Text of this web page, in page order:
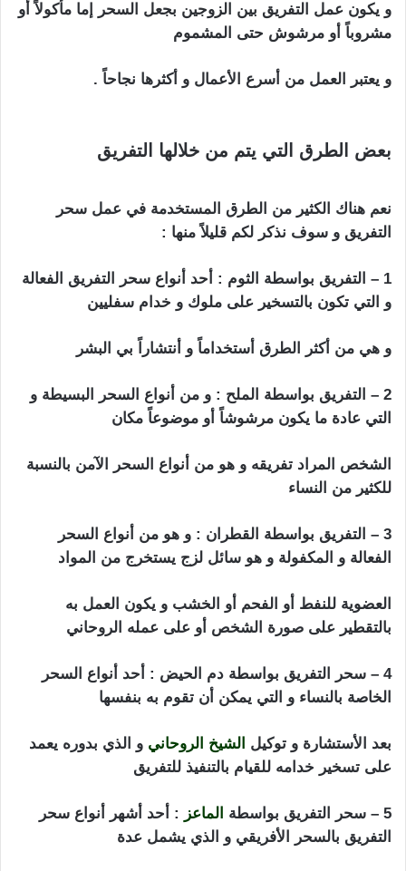
و يكون عمل التفريق بين الزوجين بجعل السحر إما مأكولاً أو
مشروباً أو مرشوش حتى المشموم
و يعتبر العمل من أسرع الأعمال و أكثرها نجاحاً .
بعض الطرق التي يتم من خلالها التفريق
نعم هناك الكثير من الطرق المستخدمة في عمل سحر
التفريق و سوف نذكر لكم قليلاً منها :
1 – التفريق بواسطة الثوم : أحد أنواع سحر التفريق الفعالة
و التي تكون بالتسخير على ملوك و خدام سفليين
و هي من أكثر الطرق أستخداماً و أنتشاراً بي البشر
2 – التفريق بواسطة الملح : و من أنواع السحر البسيطة و
التي عادة ما يكون مرشوشاً أو موضوعاً مكان
الشخص المراد تفريقه و هو من أنواع السحر الآمن بالنسبة
للكثير من النساء
3 – التفريق بواسطة القطران : و هو من أنواع السحر
الفعالة و المكفولة و هو سائل لزج يستخرج من المواد
العضوية للنفط أو الفحم أو الخشب و يكون العمل به
بالتقطير على صورة الشخص أو على عمله الروحاني
4 – سحر التفريق بواسطة دم الحيض : أحد أنواع السحر
الخاصة بالنساء و التي يمكن أن تقوم به بنفسها
بعد الأستشارة و توكيل الشيخ الروحاني و الذي بدوره يعمد
على تسخير خدامه للقيام بالتنفيذ للتفريق
5 – سحر التفريق بواسطة الماعز
: أحد أشهر أنواع سحر
التفريق بالسحر الأفريقي و الذي يشمل عدة